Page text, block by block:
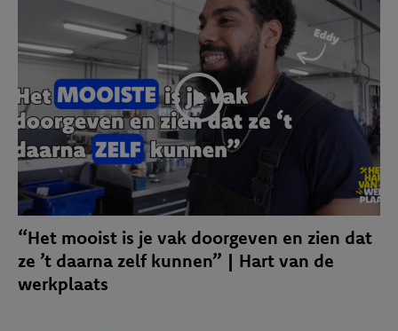
“Het mooist is je vak doorgeven en zien dat
ze ’t daarna zelf kunnen” | Hart van de
werkplaats